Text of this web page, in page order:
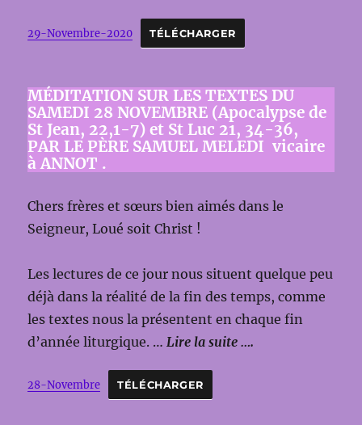
29-Novembre-2020 TÉLÉCHARGER
MÉDITATION SUR LES TEXTES DU
SAMEDI 28 NOVEMBRE (Apocalypse de
St Jean, 22,1-7) et St Luc 21, 34-36,
PAR LE PÈRE SAMUEL MELEDI vicaire
à ANNOT .
Chers frères et sœurs bien aimés dans le
Seigneur, Loué soit Christ !
Les lectures de ce jour nous situent quelque peu
déjà dans la réalité de la fin des temps, comme
les textes nous la présentent en chaque fin
d’année liturgique. …Lire la suite ….
28-Novembre TÉLÉCHARGER